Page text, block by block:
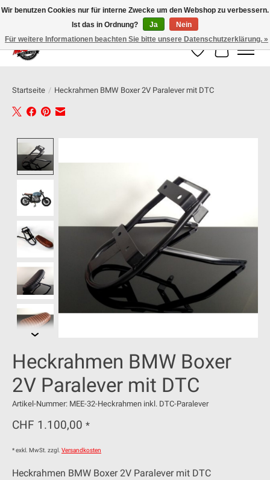
100% schweizer Onlineshop für Dein Motorrad
Wunschzettel
Ihr
Startseite / Heckrahmen BMW Boxer 2V Paralever mit DTC
Heckrahmen BMW Boxer
2V Paralever mit DTC
Artikel-Nummer: MEE-32-Heckrahmen inkl. DTC-Paralever
CHF 1.100,00 *
* exkl. MwSt. zzgl. Versandkosten
Heckrahmen BMW Boxer 2V Paralever mit DTC
Wir benutzen Cookies nur für interne Zwecke um den Webshop zu verbessern.
Ist das in Ordnung?
Ja
Nein
Für weitere Informationen beachten Sie bitte unsere Datenschutzerklärung. »